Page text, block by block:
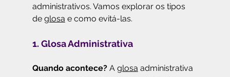
administrativos. Vamos explorar os tipos
de glosa e como evitá-las.
1. Glosa Administrativa
Quando acontece? A glosa administrativa